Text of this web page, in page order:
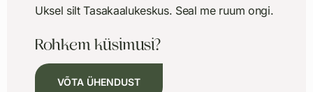
Uksel silt Tasakaalukeskus. Seal me ruum ongi.
Rohkem küsimusi?
VÕTA ÜHENDUST